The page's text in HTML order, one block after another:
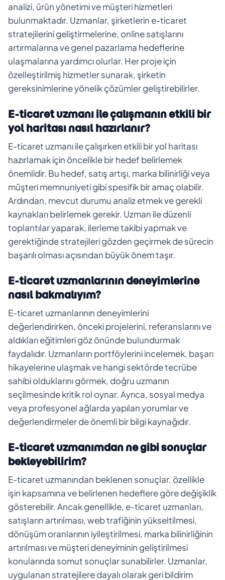
analizi, ürün yönetimi ve müşteri hizmetleri
bulunmaktadır. Uzmanlar, şirketlerin e-ticaret
stratejilerini geliştirmelerine, online satışlarını
artırmalarına ve genel pazarlama hedeflerine
ulaşmalarına yardımcı olurlar. Her proje için
özelleştirilmiş hizmetler sunarak, şirketin
gereksinimlerine yönelik çözümler geliştirebilirler.
E-ticaret uzmanı ile çalışmanın etkili bir
yol haritası nasıl hazırlanır?
E-ticaret uzmanı ile çalışırken etkili bir yol haritası
hazırlamak için öncelikle bir hedef belirlemek
önemlidir. Bu hedef, satış artışı, marka bilinirliği veya
müşteri memnuniyeti gibi spesifik bir amaç olabilir.
Ardından, mevcut durumu analiz etmek ve gerekli
kaynakları belirlemek gerekir. Uzman ile düzenli
toplantılar yaparak, ilerleme takibi yapmak ve
gerektiğinde stratejileri gözden geçirmek de sürecin
başarılı olması açısından büyük önem taşır.
E-ticaret uzmanlarının deneyimlerine
nasıl bakmalıyım?
E-ticaret uzmanlarının deneyimlerini
değerlendirirken, önceki projelerini, referanslarını ve
aldıkları eğitimleri göz önünde bulundurmak
faydalıdır. Uzmanların portföylerini incelemek, başarı
hikayelerine ulaşmak ve hangi sektörde tecrübe
sahibi olduklarını görmek, doğru uzmanın
seçilmesinde kritik rol oynar. Ayrıca, sosyal medya
veya profesyonel ağlarda yapılan yorumlar ve
değerlendirmeler de önemli bir bilgi kaynağıdır.
E-ticaret uzmanımdan ne gibi sonuçlar
bekleyebilirim?
E-ticaret uzmanından beklenen sonuçlar, özellikle
işin kapsamına ve belirlenen hedeflere göre değişiklik
gösterebilir. Ancak genellikle, e-ticaret uzmanları,
satışların artırılması, web trafiğinin yükseltilmesi,
dönüşüm oranlarının iyileştirilmesi, marka bilinirliğinin
artırılması ve müşteri deneyiminin geliştirilmesi
konularında somut sonuçlar sunabilirler. Uzmanlar,
uygulanan stratejilere dayalı olarak geri bildirim